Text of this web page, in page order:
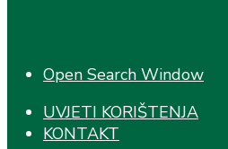
Open Search Window
UVJETI KORIŠTENJA
KONTAKT